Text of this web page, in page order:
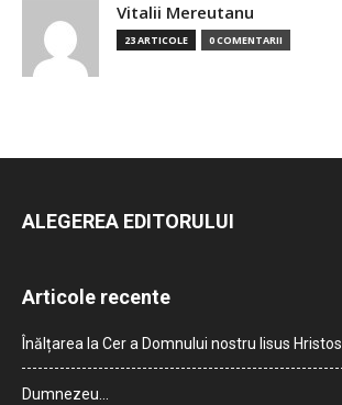
Vitalii Mereutanu
23 ARTICOLE 0 COMENTARII
ALEGEREA EDITORULUI
Articole recente
Înălțarea la Cer a Domnului nostru Iisus Hristos
Dumnezeu…